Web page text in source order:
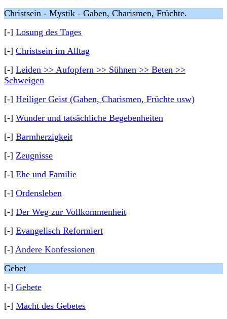
Christsein - Mystik - Gaben, Charismen, Früchte.
[-] Losung des Tages
[-] Christsein im Alltag
[-] Leiden >> Aufopfern >> Sühnen >> Beten >>
Schweigen
[-] Heiliger Geist (Gaben, Charismen, Früchte usw)
[-] Wunder und tatsächliche Begebenheiten
[-] Barmherzigkeit
[-] Zeugnisse
[-] Ehe und Familie
[-] Ordensleben
[-] Der Weg zur Vollkommenheit
[-] Evangelisch Reformiert
[-] Andere Konfessionen
Gebet
[-] Gebete
[-] Macht des Gebetes